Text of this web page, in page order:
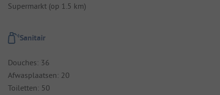
Supermarkt (op 1.5 km)
Sanitair
Douches: 36
Afwasplaatsen: 20
Toiletten: 50